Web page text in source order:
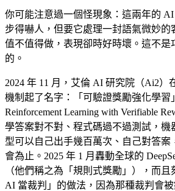
你可能注意過一個怪現象：這兩年的
步得嚇人，但要它處理一封語氣微妙的
值不值得做，表現卻時好時壞。這不是
的。
2024 年 11 月，艾倫 AI 研究院（Ai2）
機制起了名字：「可驗證獎勵強化學習
Reinforcement Learning with Verifiable
學答案對不對、程式碼過不過測試，
型可以自己出手幾百萬次、自己對答案
會為止。2025 年 1 月轟動全球的
（他們稱之為「規則式獎勵」），而
AI 當裁判」的做法，因為那種裁判會被